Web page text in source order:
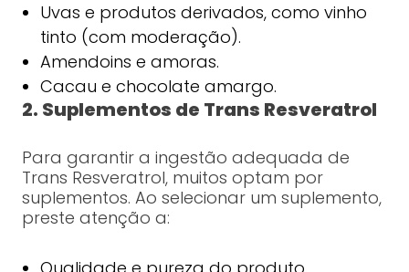
Uvas e produtos derivados, como vinho
tinto (com moderação).
Amendoins e amoras.
Cacau e chocolate amargo.
2. Suplementos de Trans Resveratrol
Para garantir a ingestão adequada de
Trans Resveratrol, muitos optam por
suplementos. Ao selecionar um suplemento,
preste atenção a: